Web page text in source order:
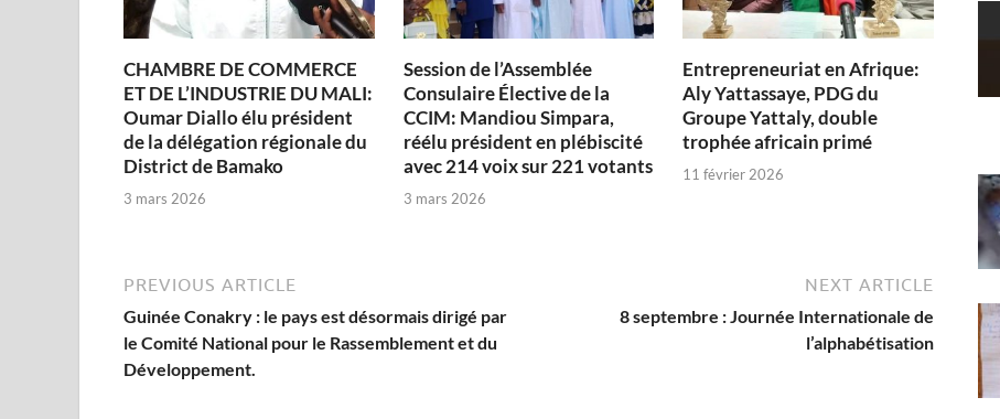
CHAMBRE DE COMMERCE
ET DE L’INDUSTRIE DU MALI:
Oumar Diallo élu président
de la délégation régionale du
District de Bamako
3 mars 2026
Session de l’Assemblée
Consulaire Élective de la
CCIM: Mandiou Simpara,
réélu président en plébiscité
avec 214 voix sur 221 votants
3 mars 2026
Entrepreneuriat en Afrique:
Aly Yattassaye, PDG du
Groupe Yattaly, double
trophée africain primé
11 février 2026
PREVIOUS ARTICLE
Guinée Conakry : le pays est désormais dirigé par
le Comité National pour le Rassemblement et du
Développement.
NEXT ARTICLE
8 septembre : Journée Internationale de
l’alphabétisation